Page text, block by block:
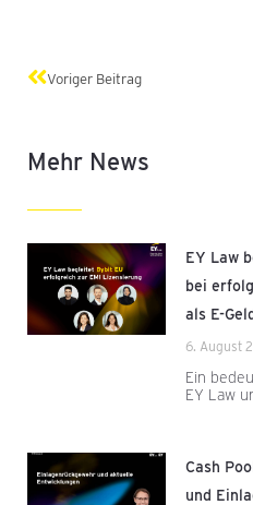
Zurück
Voriger Beitrag
Mehr News
EY Law
bei
als E-
6. August
Ein
EY Law
Cash
und